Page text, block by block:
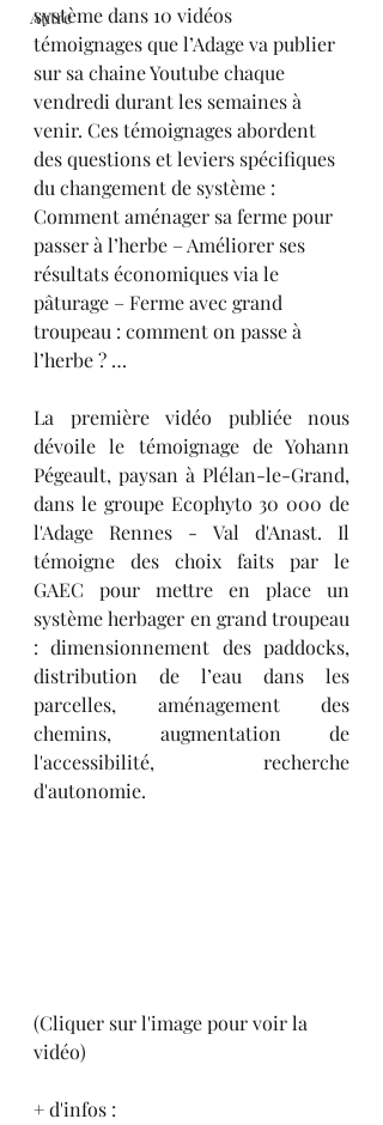
Autre
système dans 10 vidéos
témoignages que l’Adage va publier
sur sa chaine Youtube chaque
vendredi durant les semaines à
venir. Ces témoignages abordent
des questions et leviers spécifiques
du changement de système :
Comment aménager sa ferme pour
passer à l’herbe – Améliorer ses
résultats économiques via le
pâturage – Ferme avec grand
troupeau : comment on passe à
l’herbe ? …
La première vidéo publiée nous
dévoile le témoignage de Yohann
Pégeault, paysan à Plélan-le-Grand,
dans le groupe Ecophyto 30 000 de
l'Adage Rennes - Val d'Anast. Il
témoigne des choix faits par le
GAEC pour mettre en place un
système herbager en grand troupeau
: dimensionnement des paddocks,
distribution de l’eau dans les
parcelles, aménagement des
chemins, augmentation de
l'accessibilité, recherche
d'autonomie.
(Cliquer sur l'image pour voir la
vidéo)
+ d'infos :